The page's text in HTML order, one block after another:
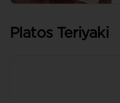
Platos Teriyaki